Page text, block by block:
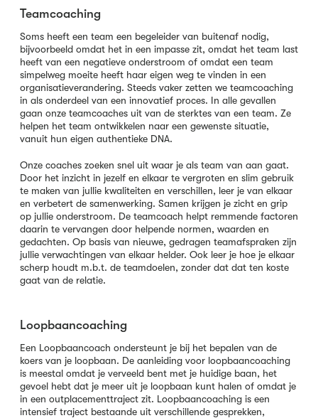
Teamcoaching
Soms heeft een team een begeleider van buitenaf nodig,
bijvoorbeeld omdat het in een impasse zit, omdat het team last
heeft van een negatieve onderstroom of omdat een team
simpelweg moeite heeft haar eigen weg te vinden in een
organisatieverandering. Steeds vaker zetten we teamcoaching
in als onderdeel van een innovatief proces. In alle gevallen
gaan onze teamcoaches uit van de sterktes van een team. Ze
helpen het team ontwikkelen naar een gewenste situatie,
vanuit hun eigen authentieke DNA.
Onze coaches zoeken snel uit waar je als team van aan gaat.
Door het inzicht in jezelf en elkaar te vergroten en slim gebruik
te maken van jullie kwaliteiten en verschillen, leer je van elkaar
en verbetert de samenwerking. Samen krijgen je zicht en grip
op jullie onderstroom. De teamcoach helpt remmende factoren
daarin te vervangen door helpende normen, waarden en
gedachten. Op basis van nieuwe, gedragen teamafspraken zijn
jullie verwachtingen van elkaar helder. Ook leer je hoe je elkaar
scherp houdt m.b.t. de teamdoelen, zonder dat dat ten koste
gaat van de relatie.
Loopbaancoaching
Een Loopbaancoach ondersteunt je bij het bepalen van de
koers van je loopbaan. De aanleiding voor loopbaancoaching
is meestal omdat je verveeld bent met je huidige baan, het
gevoel hebt dat je meer uit je loopbaan kunt halen of omdat je
in een outplacementtraject zit. Loopbaancoaching is een
intensief traject bestaande uit verschillende gesprekken,